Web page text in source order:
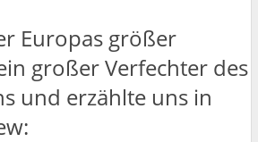
Europas größer
großer Verfechter des
und erzählte uns in